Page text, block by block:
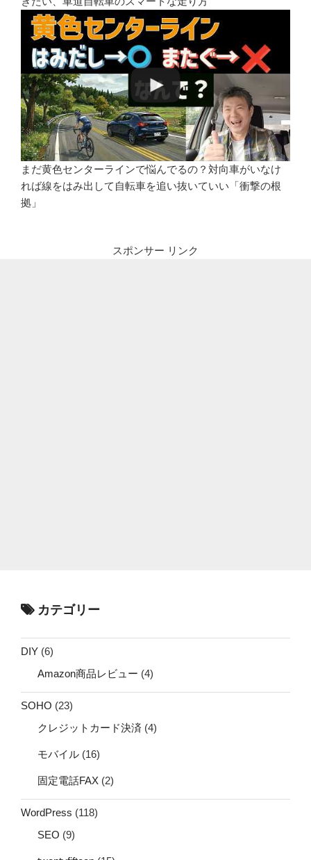
まだ黄色センターラインで悩んでるの？対向車がいなけ
れば線をはみ出して自転車を追い抜いていい「衝撃の根
拠」
スポンサー リンク
カテゴリー
DIY (6)
Amazon商品レビュー (4)
SOHO (23)
クレジットカード決済 (4)
モバイル (16)
固定電話FAX (2)
WordPress (118)
SEO (9)